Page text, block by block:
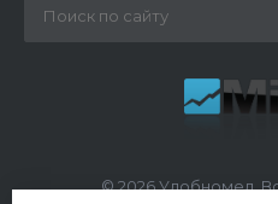
© 2026 Удобномед,